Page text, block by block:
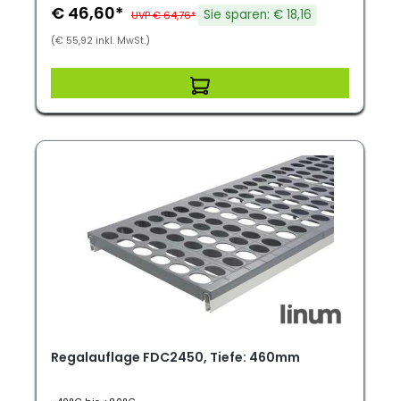
€ 46,60* UVP € 64,76* Sie sparen: € 18,16
(€ 55,92 inkl. MwSt.)
Regalauflage FDC2450, Tiefe: 460mm